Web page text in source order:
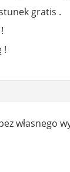
gratis .
!
własnego